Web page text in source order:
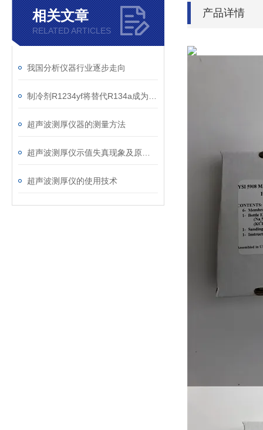
相关文章
RELATED ARTICLES
我国分析仪器行业逐步走向
超声波测厚仪器的测量方法
超声波测厚仪的使用技术
产品详情